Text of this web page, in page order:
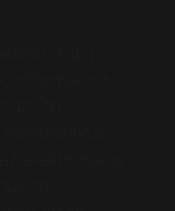
„süti”)
információt
Ön
elektronikus